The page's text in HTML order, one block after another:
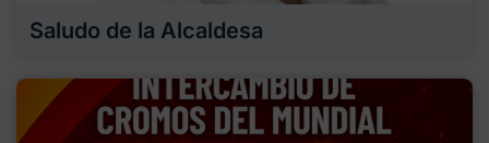
Saludo de la Alcaldesa